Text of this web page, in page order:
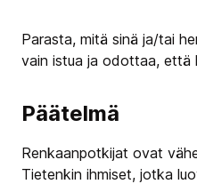
Parasta, mitä sinä ja/tai
vain istua ja odottaa,
Päätelmä
Renkaanpotkijat ovat
Tietenkin ihmiset, jotka